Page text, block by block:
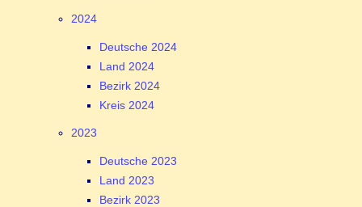
2024
Deutsche 2024
Land 2024
Bezirk 2024
Kreis 2024
2023
Deutsche 2023
Land 2023
Bezirk 2023